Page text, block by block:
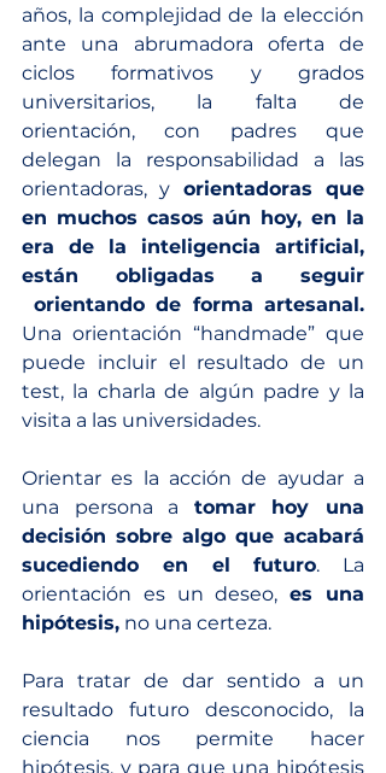
años, la complejidad de la elección
ante una abrumadora oferta de
ciclos formativos y grados
universitarios, la falta de
orientación, con padres que
delegan la responsabilidad a las
orientadoras, y orientadoras que
en muchos casos aún hoy, en la
era de la inteligencia artificial,
están obligadas a seguir
orientando de forma artesanal.
Una orientación “handmade” que
puede incluir el resultado de un
test, la charla de algún padre y la
visita a las universidades.
Orientar es la acción de ayudar a
una persona a tomar hoy una
decisión sobre algo que acabará
sucediendo en el futuro. La
orientación es un deseo, es una
hipótesis, no una certeza.
Para tratar de dar sentido a un
resultado futuro desconocido, la
ciencia nos permite hacer
hipótesis, y para que una hipótesis